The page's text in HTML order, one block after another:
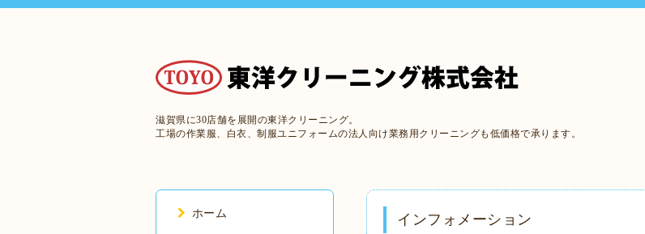
滋賀県に30店舗を展開の東洋クリーニング。
工場の作業服、白衣、制服ユニフォームの法人向け業務用クリーニングも低価格で承ります。
インフォメーション
ホーム